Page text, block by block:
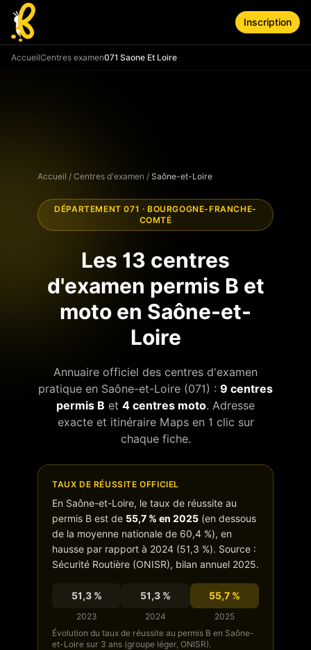
Aller au contenu principal
Inscription
AccueilCentres examen071 Saone Et Loire
Accueil / Centres d'examen / Saône-et-Loire
DÉPARTEMENT071 · BOURGOGNE-FRANCHE-
COMTÉ
Les 13 centres
d'examen permis B et
moto en Saône-et-
Loire
Annuaire officiel des centres d'examen
pratique en Saône-et-Loire (071) : 9 centres
permis B et 4 centres moto. Adresse
exacte et itinéraire Maps en 1 clic sur
chaque fiche.
TAUX DE RÉUSSITE OFFICIEL
En Saône-et-Loire, le taux de réussite au
permis B est de 55,7 % en 2025 (en dessous
de la moyenne nationale de 60,4 %), en
hausse par rapport à 2024 (51,3 %). Source :
Sécurité Routière (ONISR), bilan annuel 2025.
51,3%
2023
51,3%
2024
55,7%
2025
Évolution du taux de réussite au permis B en Saône-
et-Loire sur 3 ans (groupe léger, ONISR).